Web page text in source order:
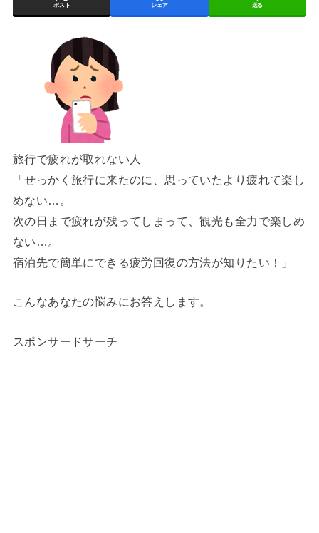
ポスト シェア 送る
旅行で疲れが取れない人
「せっかく旅行に来たのに、思っていたより疲れて楽し
めない…。
次の日まで疲れが残ってしまって、観光も全力で楽しめ
ない…。
宿泊先で簡単にできる疲労回復の方法が知りたい！」
こんなあなたの悩みにお答えします。
スポンサードサーチ